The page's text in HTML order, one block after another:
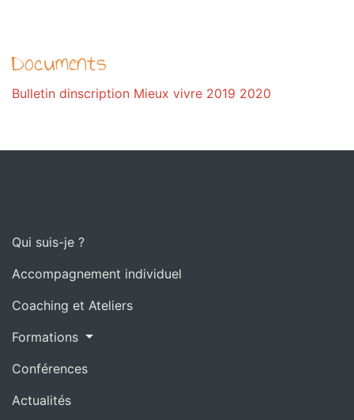
Documents
Bulletin dinscription Mieux vivre 2019 2020
Qui suis-je ?
Accompagnement individuel
Coaching et Ateliers
Formations
Conférences
Actualités